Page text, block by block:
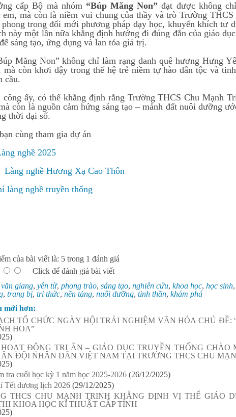
cấp Bộ mà nhóm “Búp Măng Non” đạt được không
em, mà còn là niềm vui chung của thầy và trò Trường
trong đổi mới phương pháp dạy học, khuyến khích tư
này một lần nữa khẳng định hướng đi đúng đắn của giáo
sáng tạo, ứng dụng và lan tỏa giá trị.
Măng Non” không chỉ làm rạng danh quê hương Hưng
mà còn khơi dậy trong thế hệ trẻ niềm tự hào dân tộc và
cầu.
công ấy, có thể khẳng định rằng Trường THCS Chu Mạnh
còn là nguồn cảm hứng sáng tạo – mảnh đất nuôi dưỡng
thời đại số.
cùng tham gia dự án
nghề 2025
Làng nghề Hương Xạ Cao Thôn
làng nghề truyền thống
của bài viết là: 5 trong 1 đánh giá
Click để đánh giá bài viết
văn giang, yên từ, phong trào, sáng tạo, nghiên cứu, khoa học, học sinh,
, trang bị, tri thức, nền tảng, nuôi dưỡng, tinh thần, khám phá
mới hơn:
TỔ CHỨC NGÀY HỘI TRẢI NGHIỆM VĂN HÓA CHỦ ĐỀ:
HOA”
ĐỘNG TRI ÂN – GIÁO DỤC TRUYỀN THỐNG CHÀO
ĐỘI NHÂN DÂN VIỆT NAM TẠI TRƯỜNG THCS CHU
tra cuối học kỳ 1 năm học 2025-2026 (26/12/2025)
Tết dương lịch 2026 (29/12/2025)
THCS CHU MẠNH TRINH KHẲNG ĐỊNH VỊ THẾ GIÁO
KHOA HỌC KĨ THUẬT CẤP TỈNH